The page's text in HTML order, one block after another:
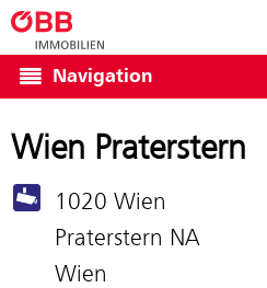
Navigation
Wien Praterstern
1020 Wien
Praterstern NA
Wien